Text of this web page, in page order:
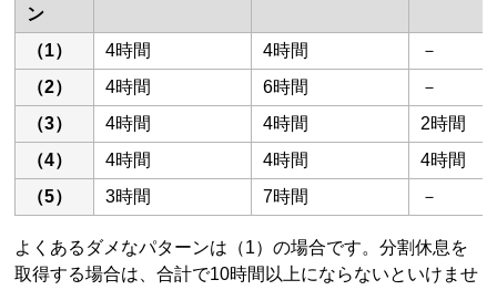
ン
（1） 4時間 4時間
－
（2）
4時間 6時間
－
（3）
4時間 4時間
2時間
（4）
4時間 4時間
4時間
（5）
3時間 7時間 －
よくあるダメなパターンは（1）の場合です。分割休息を
取得する場合は、合計で10時間以上にならないといけませ